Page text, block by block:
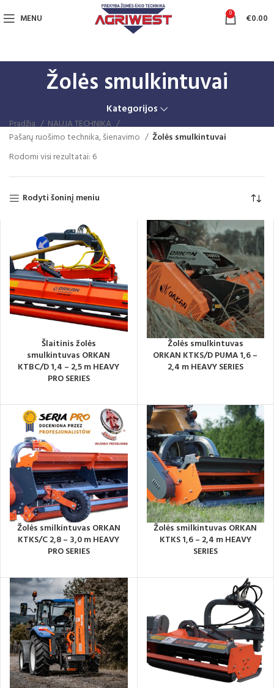
MENU 0 €0.00
Žolės smulkintuvai
Kategorijos
Pradžia
NAUJA TECHNIKA
Pašarų ruošimo technika, šienavimo
Žolės smulkintuvai
Rodomi visi rezultatai: 6Rūšiuojama
Rodyti šoninį meniu
Šlaitinis žolės
smulkintuvas ORKAN
KTBC/D 1,4 – 2,5 m HEAVY
PRO SERIES
Žolės smulkintuvas
ORKAN KTKS/D PUMA 1,6 –
2,4 m HEAVY SERIES
Žolės smilkintuvas ORKAN
KTKS/C 2,8 – 3,0 m HEAVY
PRO SERIES
Žolės smilkintuvas ORKAN
KTKS 1,6 – 2,4 m HEAVY
SERIES